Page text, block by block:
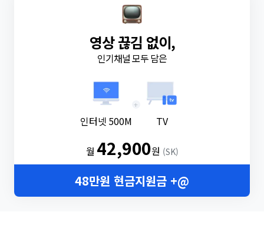
영상 끊김 없이,
인기채널 모두 담은
인터넷 500M
+
TV
월 42,900원 (SK)
48만원 현금지원금 +@